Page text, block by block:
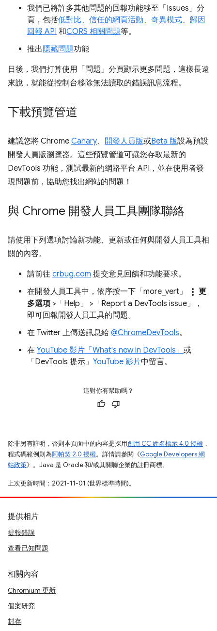
我們已將許多其他問題的回報功能移至「Issues」 分
頁，包括低對比、 信任的網頁活動、 奇異模式、 歸因
回報 API 和CORS 相關問題等。
推出 隱藏問題功能
日後，我們打算使用「問題」 分頁顯示更多問題，這樣長遠
來說，就能從控制台移除無法讀取的錯誤訊息流程。
下載預覽管道
建議您將 Chrome Canary、 開發人員版或Beta 版設為預設
開發人員版瀏覽器。這些預覽管道可讓您存取最新的
DevTools 功能，測試最新的網路平台 API，並在使用者發
現問題前，協助您找出網站的問題！
與 Chrome 開發人員工具團隊聯絡
請使用下列選項討論新功能、更新或任何與開發人員工具相
關的內容。
請前往 crbug.com 提交意見回饋和功能要求。
在開發人員工具中，依序按一下「more_vert」
more_vert 更
多選項 >「Help」 >「Report a DevTools issue」
，
即可回報開發人員工具的問題。
在 Twitter 上傳送訊息給 @ChromeDevTools。
在 YouTube 影片「What's new in DevTools」 或
「DevTools 提示」 YouTube 影片中留言。
這對你有幫助嗎？
除非另有註明，否則本頁面中的內容是採用創用 CC 姓名標示 4.0 授權 ，
程式碼範例則為阿帕契 2.0 授權。詳情請參閱《Google Developers 網
站政策》。Java 是 Oracle 和/或其關聯企業的註冊商標。
上次更新時間：2021-11-01 (世界標準時間)。
提供相片
提報錯誤
查看已知問題
相關內容
Chromium 更新
個案研究
封存